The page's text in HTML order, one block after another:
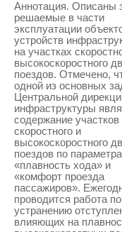
Аннотация. Описаны
решаемые в части
эксплуатации
устройств
на участках
высокоскоростного
поездов. Отмечено,
одной из основных
Центральной
инфраструктуры
содержание участков
скоростного и
высокоскоростного
поездов по
«плавность хода» и
«комфорт проезда
пассажиров».
проводится работа по
устранению
влияющих на